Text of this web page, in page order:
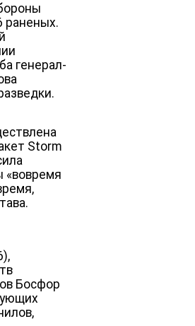
раненых.
генерал-
Storm
«вовремя
Босфор